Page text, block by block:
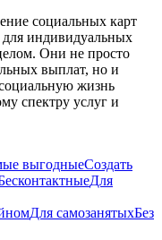
социальных карт
индивидуальных
Они не просто
выплат, но и
жизнь
спектру услуг и
выгодныеСоздать
Для
Для самозанятыхБез